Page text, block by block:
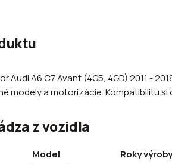
Audi A6 C7 Avant (4G5, 4GD) 2011 -
modely a motorizácie. Kompatibilitu
z vozidla
Model
Roky výroby